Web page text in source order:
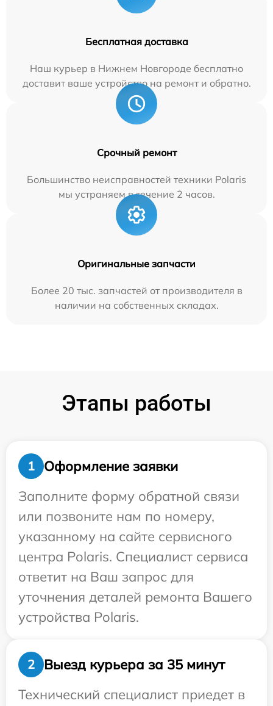
Бесплатная доставка
Наш курьер в Нижнем Новгороде бесплатно
доставит ваше устройство на ремонт и обратно.
Срочный ремонт
Большинство неисправностей техники Polaris
мы устраняем в течение 2 часов.
Оригинальные запчасти
Более 20 тыс. запчастей от производителя в
наличии на собственных складах.
Этапы работы
1
Оформление заявки
Заполните форму обратной связи
или позвоните нам по номеру,
указанному на сайте сервисного
центра Polaris. Специалист сервиса
ответит на Ваш запрос для
уточнения деталей ремонта Вашего
устройства Polaris.
2
Выезд курьера за 35 минут
Технический специалист приедет в